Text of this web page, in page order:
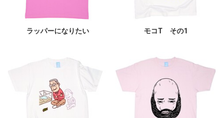
ラッパーになりたい モコT その1